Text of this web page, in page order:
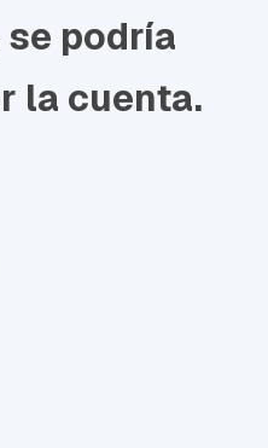
podría
la cuenta.